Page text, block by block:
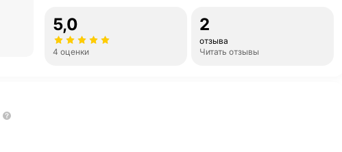
5,0
4 оценки
2
отзыва
Читать отзывы